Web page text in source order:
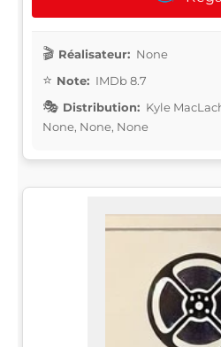
Réalisateur: None
Note: IMDb 8.7
Distribution: Kyle
None, None, None